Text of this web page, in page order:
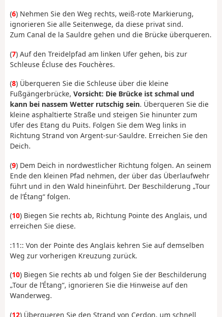
(6) Nehmen Sie den Weg rechts, weiß-rote Markierung,
ignorieren Sie alle Seitenwege, da diese privat sind.
Zum Canal de la Sauldre gehen und die Brücke überqueren.
(7) Auf den Treidelpfad am linken Ufer gehen, bis zur
Schleuse Écluse des Fouchères.
(8) Überqueren Sie die Schleuse über die kleine
Fußgängerbrücke, Vorsicht: Die Brücke ist schmal und
kann bei nassem Wetter rutschig sein. Überqueren Sie die
kleine asphaltierte Straße und steigen Sie hinunter zum
Ufer des Etang du Puits. Folgen Sie dem Weg links in
Richtung Strand von Argent-sur-Sauldre. Erreichen Sie den
Deich.
(9) Dem Deich in nordwestlicher Richtung folgen. An seinem
Ende den kleinen Pfad nehmen, der über das Überlaufwehr
führt und in den Wald hineinführt. Der Beschilderung „Tour
de l’Étang“ folgen.
(10) Biegen Sie rechts ab, Richtung Pointe des Anglais, und
erreichen Sie diese.
:11:: Von der Pointe des Anglais kehren Sie auf demselben
Weg zur vorherigen Kreuzung zurück.
(10) Biegen Sie rechts ab und folgen Sie der Beschilderung
„Tour de l’Étang“, ignorieren Sie die Hinweise auf den
Wanderweg.
(12) Überqueren Sie den Strand von Cerdon, um schnell